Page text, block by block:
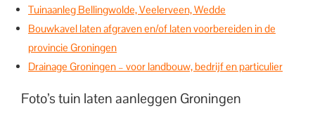
Tuinaanleg Bellingwolde, Veelerveen, Wedde
Bouwkavel laten afgraven en/of laten voorbereiden in de
provincie Groningen
Drainage Groningen – voor landbouw, bedrijf en particulier
Foto’s tuin laten aanleggen Groningen